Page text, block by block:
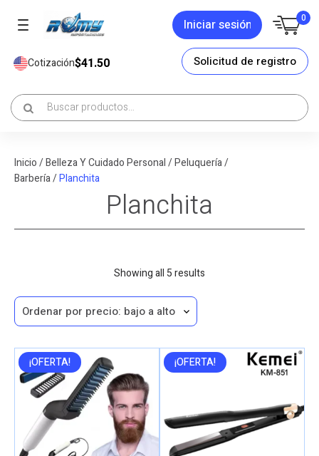
Iniciar sesión 0
Cotización$41.50 Solicitud de registro
Inicio/Belleza Y Cuidado Personal/Peluquería /
Barbería/Planchita
Planchita
Showing all 5 results
high
¡OFERTA! ¡OFERTA!